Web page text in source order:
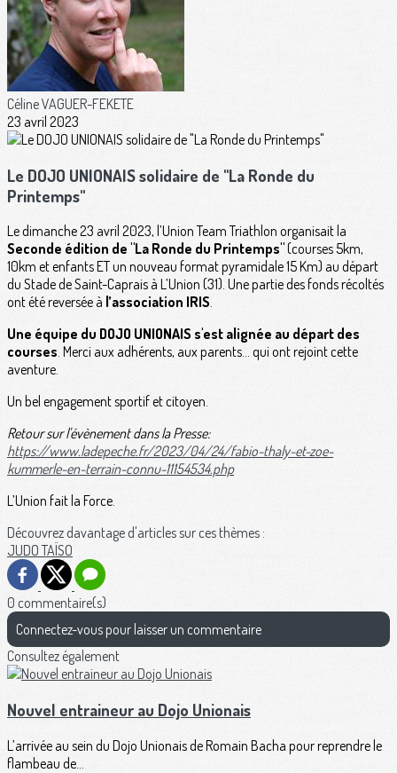
Céline VAGUER-FEKETE
23 avril 2023
Le DOJO UNIONAIS solidaire de "La Ronde du
Printemps"
Le dimanche 23 avril 2023, l’Union Team Triathlon organisait la
Seconde édition de "La Ronde du Printemps"(courses 5km,
10km et enfants ET un nouveau format pyramidale 15 Km) au départ
du Stade de Saint-Caprais à L’Union (31). Une partie des fonds récoltés
ont été reversée à l’association IRIS.
Une équipe du DOJO UNIONAIS s'est alignée au départ des
courses. Merci aux adhérents, aux parents... qui ont rejoint cette
aventure.
Un bel engagement sportif et citoyen.
Retour sur l'évènement dans la Presse:
https://www.ladepeche.fr/2023/04/24/fabio-thaly-et-zoe-
kummerle-en-terrain-connu-11154534.php
L’Union fait la Force.
Découvrez davantage d'articles sur ces thèmes :
JUDOTAÏSO
0 commentaire(s)
Connectez-vous pour laisser un commentaire
Consultez également
Nouvel entraineur au Dojo Unionais
L’arrivée au sein du Dojo Unionais de Romain Bacha pour reprendre le
flambeau de...